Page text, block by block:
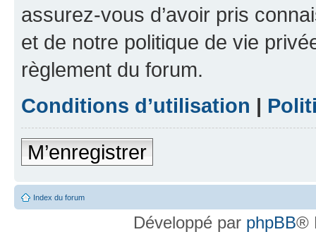
assurez-vous d’avoir pris
et de notre politique de vie
règlement du forum.
Conditions d’utilisation |
M’enregistrer
Index du forum
Développé par phpBB®